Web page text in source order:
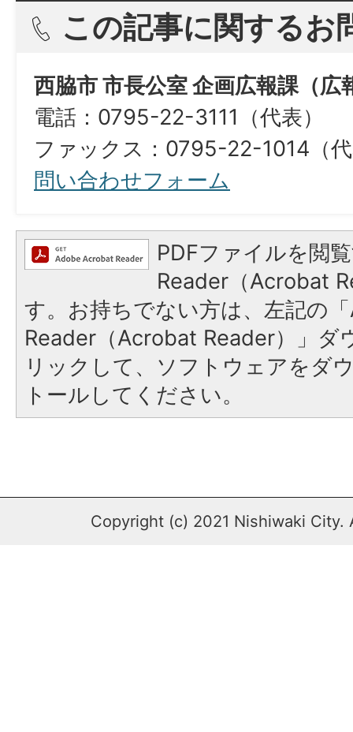
この記事に関するお
西脇市 市長公室 企画広報課（広
電話：0795-22-3111（代表）
ファックス：0795-22-1014（
問い合わせフォーム
PDFファイルを閲
Reader（Acrobat
す。お持ちでない方は、左記の
Reader（Acrobat Reader）」ダ
リックして、ソフトウェアをダ
トールしてください。
Copyright (c) 2021 Nishiwaki City.